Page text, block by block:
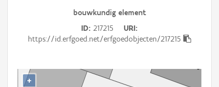
Gebeurtenis
Downloads
bouwkundig element
ID 217215
URI
https://id.erfgoed.net/erfgoedobjecten/217215
+